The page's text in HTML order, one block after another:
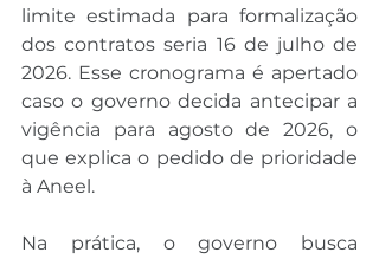
limite estimada para formalização
dos contratos seria 16 de julho de
2026. Esse cronograma é apertado
caso o governo decida antecipar a
vigência para agosto de 2026, o
que explica o pedido de prioridade
à Aneel.
Na prática, o governo busca